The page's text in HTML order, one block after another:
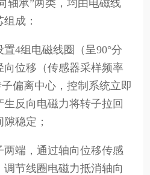
轴承”两类，均由电磁线
成：
4组电磁线圈（呈90°分
位移（传感器采样频率
偏离中心，控制系统立即
反向电磁力将转子拉回
稳定；
端，通过轴向位移传感
节线圈电磁力抵消轴向